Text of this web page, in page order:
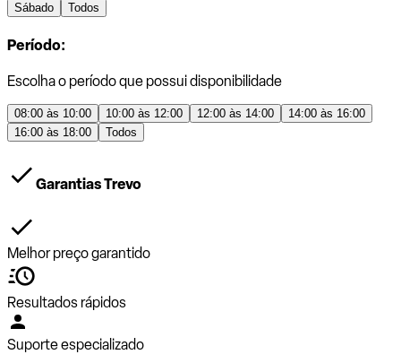
Sábado
Todos
Período:
Escolha o período que possui disponibilidade
08:00 às 10:00 10:00 às 12:00 12:00 às 14:00
14:00 às 16:00
16:00 às 18:00
Todos
Garantias Trevo
Melhor preço garantido
Resultados rápidos
Suporte especializado